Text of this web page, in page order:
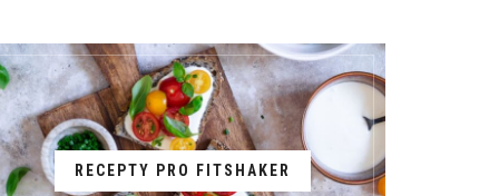
RECEPTY PRO FITSHAKER